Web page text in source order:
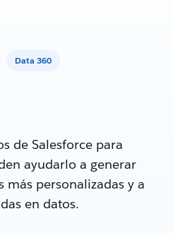
Data 360
de Salesforce para
ayudarlo a generar
más personalizadas y a
en datos.